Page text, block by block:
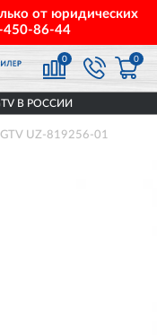
от юридических
450-86-44
0 0
В РОССИИ
UZ-819256-01